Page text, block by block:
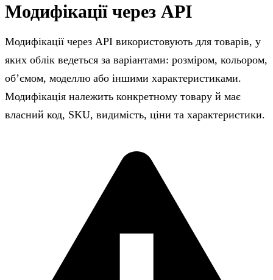
Модифікації через API
Модифікації через API використовують для товарів, у
яких облік ведеться за варіантами: розміром, кольором,
обʼємом, моделлю або іншими характеристиками.
Модифікація належить конкретному товару й має
власний код, SKU, видимість, ціни та характеристики.